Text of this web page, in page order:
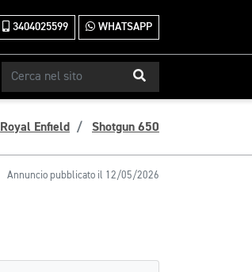
3404025599 WHATSAPP
Royal Enfield Shotgun 650
Annuncio pubblicato il 12/05/2026